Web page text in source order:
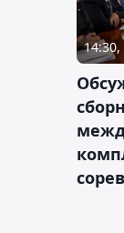
14:30,